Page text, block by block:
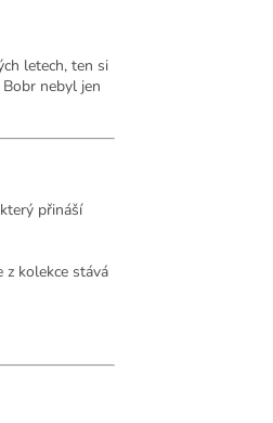
letech, ten si
nebyl jen
přináší
kolekce stává